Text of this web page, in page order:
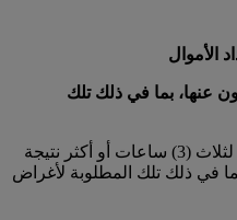
الأموال
عنها، بما في ذلك تلك
إذ تم إلغاء رحلتكم أو تأخيرها لثلاث (3) ساعات أو أكثر نتيجة
في ذلك تلك المطلوبة لأغراض